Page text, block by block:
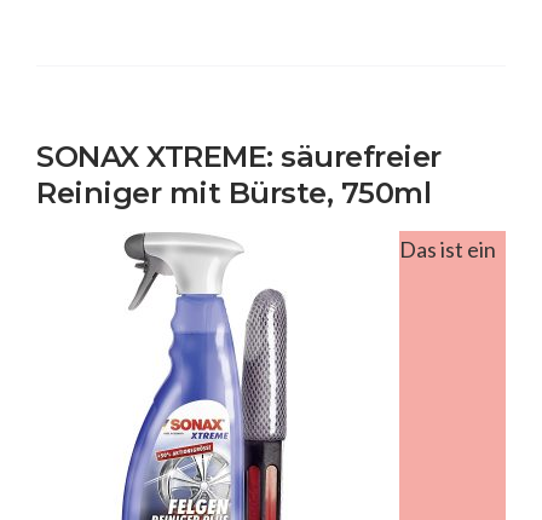
SONAX XTREME: säurefreier
Reiniger mit Bürste, 750ml
Das ist ein